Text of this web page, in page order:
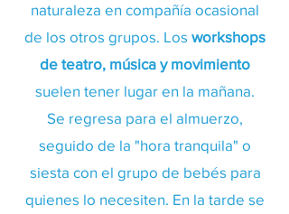
naturaleza en compañía ocasional
de los otros grupos. Los workshops
de teatro, música y movimiento
suelen tener lugar en la mañana.
Se regresa para el almuerzo,
seguido de la "hora tranquila" o
siesta con el grupo de bebés para
quienes lo necesiten. En la tarde se